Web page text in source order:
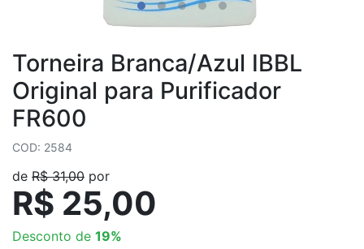
Torneira Branca/Azul IBBL
Original para Purificador
FR600
COD: 2584
de R$ 31,00 por
R$ 25,00
Desconto de 19%